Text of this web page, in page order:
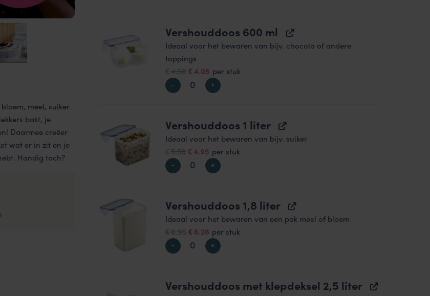
meel, suiker
bakt, je
Daarmee creëer
wat er in zit en je
Handig toch?
is:
Vershouddoos 600 ml
Ideaal voor het bewaren van bijv. chocola of andere
toppings
€ 4.50 Oorspronkelijke
prijs
€ 4.05Huidige
prijs
is:
per stuk
Vershouddoos 1 liter
Ideaal voor het bewaren van bijv. suiker
€ 5.50 Oorspronkelijke
prijs
€ 4.95Huidige
prijs
is:
per stuk
Vershouddoos 1,8 liter
Ideaal voor het bewaren van een pak meel of bloem
€ 6.95 Oorspronkelijke
prijs
€ 6.26Huidige
prijs
is:
per stuk
Vershouddoos met klepdeksel 2,5 liter